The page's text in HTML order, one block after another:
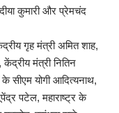
कुमारी और प्रेमचंद
गृह मंत्री अमित शाह,
केंद्रीय मंत्री नितिन
सीएम योगी आदित्यनाथ,
पटेल, महाराष्ट्र के